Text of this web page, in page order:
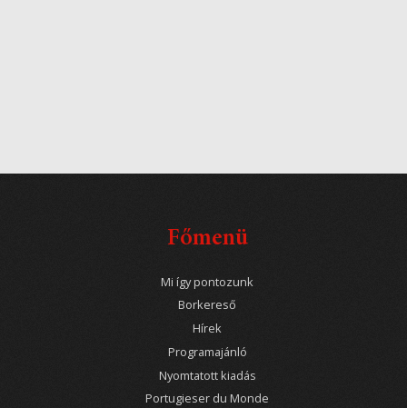
Főmenü
Mi így pontozunk
Borkereső
Hírek
Programajánló
Nyomtatott kiadás
Portugieser du Monde